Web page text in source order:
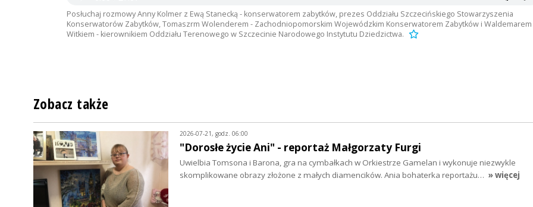
Posłuchaj rozmowy Anny Kolmer z Ewą Stanecką - konserwatorem zabytków, prezes Oddziału Szczecińskiego Stowarzyszenia
Konserwatorów Zabytków, Tomaszrm Wolenderem - Zachodniopomorskim Wojewódzkim Konserwatorem Zabytków i Waldemarem
Witkiem - kierownikiem Oddziału Terenowego w Szczecinie Narodowego Instytutu Dziedzictwa.
Zobacz także
2026-07-21, godz. 06:00
"Dorosłe życie Ani" - reportaż Małgorzaty Furgi
Uwielbia Tomsona i Barona, gra na cymbałkach w Orkiestrze Gamelan i wykonuje niezwykle
skomplikowane obrazy złożone z małych diamencików. Ania bohaterka reportażu… » więcej